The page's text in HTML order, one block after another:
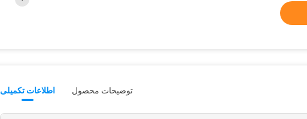
اطلاعات تکمیلی توضیحات محصول